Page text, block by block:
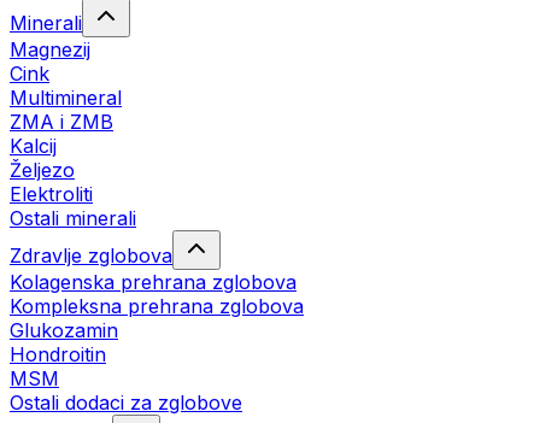
Minerali
Magnezij
Cink
Multimineral
ZMA i ZMB
Kalcij
Željezo
Elektroliti
Ostali minerali
Zdravlje zglobova
Kolagenska prehrana zglobova
Kompleksna prehrana zglobova
Glukozamin
Hondroitin
MSM
Ostali dodaci za zglobove